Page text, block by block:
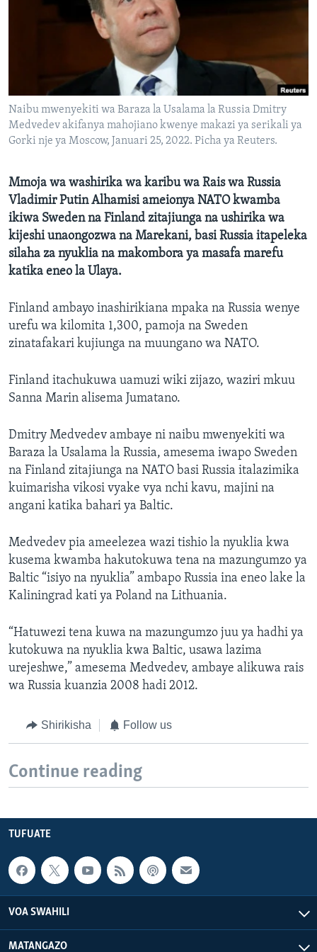
Naibu mwenyekiti wa Baraza la Usalama la Russia Dmitry
Medvedev akifanya mahojiano kwenye makazi ya serikali ya
Gorki nje ya Moscow, Januari 25, 2022. Picha ya Reuters.
Mmoja wa washirika wa karibu wa Rais wa Russia
Vladimir Putin Alhamisi ameionya NATO kwamba
ikiwa Sweden na Finland zitajiunga na ushirika wa
kijeshi unaongozwa na Marekani, basi Russia itapeleka
silaha za nyuklia na makombora ya masafa marefu
katika eneo la Ulaya.
Finland ambayo inashirikiana mpaka na Russia wenye
urefu wa kilomita 1,300, pamoja na Sweden
zinatafakari kujiunga na muungano wa NATO.
Finland itachukuwa uamuzi wiki zijazo, waziri mkuu
Sanna Marin alisema Jumatano.
Dmitry Medvedev ambaye ni naibu mwenyekiti wa
Baraza la Usalama la Russia, amesema iwapo Sweden
na Finland zitajiunga na NATO basi Russia italazimika
kuimarisha vikosi vyake vya nchi kavu, majini na
angani katika bahari ya Baltic.
Medvedev pia ameelezea wazi tishio la nyuklia kwa
kusema kwamba hakutokuwa tena na mazungumzo ya
Baltic “isiyo na nyuklia” ambapo Russia ina eneo lake la
Kaliningrad kati ya Poland na Lithuania.
“Hatuwezi tena kuwa na mazungumzo juu ya hadhi ya
kutokuwa na nyuklia kwa Baltic, usawa lazima
urejeshwe,” amesema Medvedev, ambaye alikuwa rais
wa Russia kuanzia 2008 hadi 2012.
Shirikisha Follow us
Continue reading
TUFUATE
VOA SWAHILI
MATANGAZO